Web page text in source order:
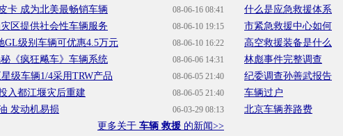
08-06-16 08:41
卡 成为北美最畅销车辆
08-06-10 19:15
区提供社会性车辆服务
08-06-10 16:22
GL级别车辆可优惠4.5万元
08-06-06 14:31
《疯狂飚车》车辆系统
08-06-05 21:40
级车辆1/4采用TRW产品
08-06-05 21:40
入都江堰灾后重建
06-03-29 08:13
发动机易损
更多关于 车辆 救援 的新闻>>
什么是应急救援体系
市紧急救援中心如何
高空救援装备是什么
林彪事件完整调查
纪委调查孙善武报告
车辆过户
北京车辆养路费